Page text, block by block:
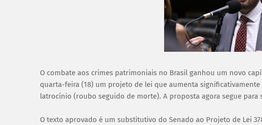
O combate aos crimes patrimoniais no Brasil ganhou um novo
quarta-feira (18) um projeto de lei que aumenta
latrocínio (roubo seguido de morte). A proposta agora segue para
O texto aprovado é um substitutivo do Senado ao Projeto de Lei